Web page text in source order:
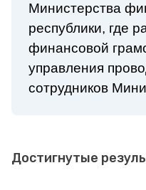
Министерства
республики, где
финансовой
управления
сотрудников
Достигнутые